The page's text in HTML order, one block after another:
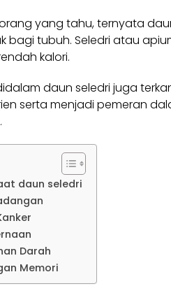
yang tahu, ternyata
bagi tubuh. Seledri atau
kalori.
daun seledri juga
serta menjadi pemeran
daun seledri
Darah
Memori